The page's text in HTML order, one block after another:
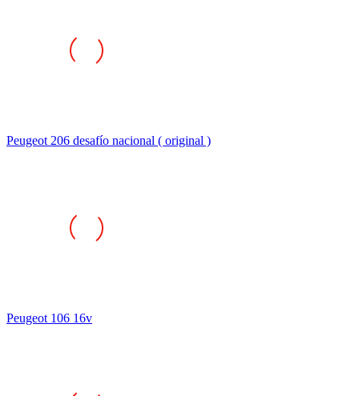
Peugeot 206 desafío nacional ( original )
Peugeot 106 16v